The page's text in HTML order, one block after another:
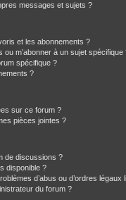
messages et sujets ?
et les abonnements ?
m’abonner à un sujet spécifique
spécifique ?
?
sur ce forum ?
pièces jointes ?
de discussions ?
disponible ?
d’abus ou d’ordres légaux
du forum ?